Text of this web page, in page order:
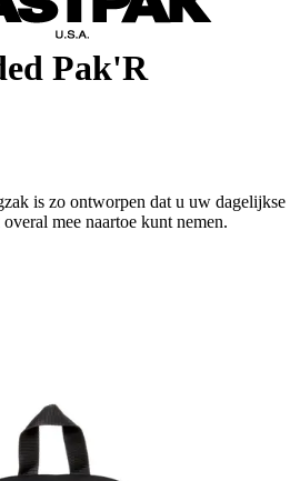
Pak'R
is zo ontworpen dat u uw dagelijkse
mee naartoe kunt nemen.